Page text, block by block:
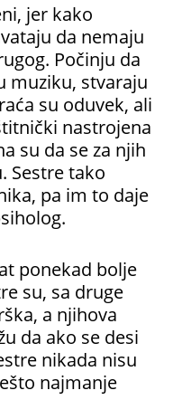
jer kako
da nemaju
Počinju da
muziku, stvaraju
su oduvek, ali
nastrojena
su da se za njih
Sestre tako
pa im to daje
ponekad bolje
su, sa druge
a njihova
da ako se desi
nikada nisu
najmanje